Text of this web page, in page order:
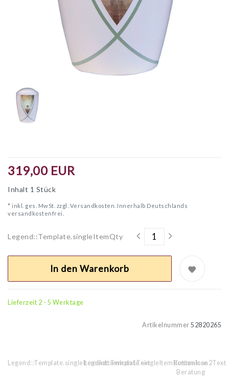
319,00 EUR
Inhalt 1 Stück
* inkl. ges. MwSt. zzgl. Versandkosten. Innerhalb Deutschlands
versandkostenfrei.
Legend::Template.singleItemQty
In den Warenkorb
Lieferzeit 2 - 5 Werktage
Artikelnummer 52820265
Legend::Template.singleItemBottomIcon1TextLegend::Template.singleItemBottomIcon2Text
Kostenlose
Beratung